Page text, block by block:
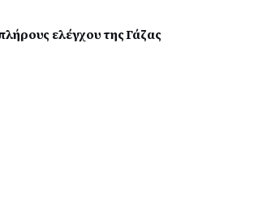
ελέγχου της Γάζας